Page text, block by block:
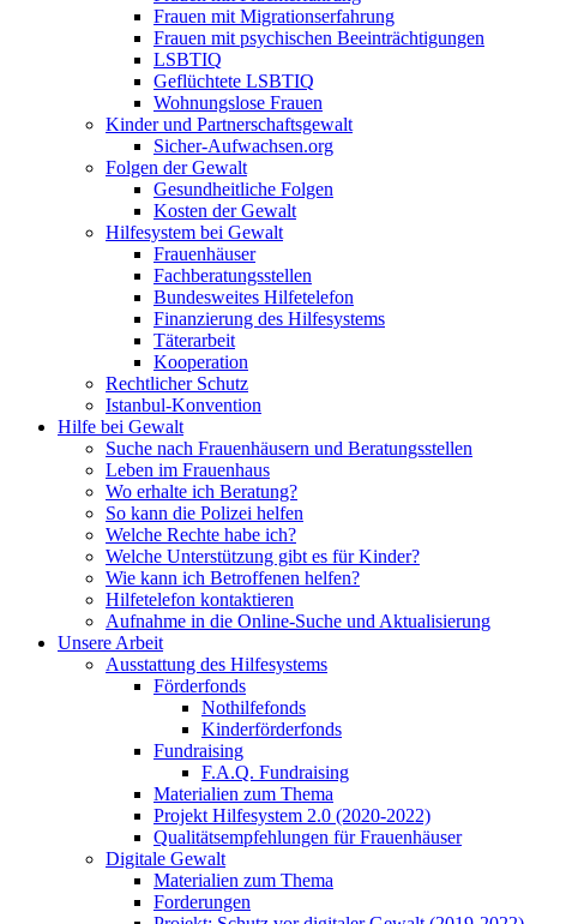
Frauen mit Migrationserfahrung
Frauen mit psychischen Beeinträchtigungen
LSBTIQ
Geflüchtete LSBTIQ
Wohnungslose Frauen
Kinder und Partnerschaftsgewalt
Sicher-Aufwachsen.org
Folgen der Gewalt
Gesundheitliche Folgen
Kosten der Gewalt
Hilfesystem bei Gewalt
Frauenhäuser
Fachberatungsstellen
Bundesweites Hilfetelefon
Finanzierung des Hilfesystems
Täterarbeit
Kooperation
Rechtlicher Schutz
Istanbul-Konvention
Hilfe bei Gewalt
Suche nach Frauenhäusern und Beratungsstellen
Leben im Frauenhaus
Wo erhalte ich Beratung?
So kann die Polizei helfen
Welche Rechte habe ich?
Welche Unterstützung gibt es für Kinder?
Wie kann ich Betroffenen helfen?
Hilfetelefon kontaktieren
Aufnahme in die Online-Suche und Aktualisierung
Unsere Arbeit
Ausstattung des Hilfesystems
Förderfonds
Nothilfefonds
Kinderförderfonds
Fundraising
F.A.Q. Fundraising
Materialien zum Thema
Projekt Hilfesystem 2.0 (2020-2022)
Qualitätsempfehlungen für Frauenhäuser
Digitale Gewalt
Materialien zum Thema
Forderungen